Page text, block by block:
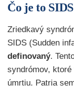
Čo je to
Zriedkavý
SIDS (Sudden
definovaný.
syndrómov,
úmrtiu. Patria